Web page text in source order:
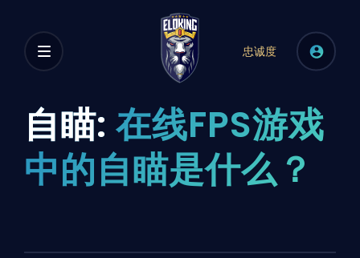
忠诚度
自瞄: 在线FPS游戏
中的自瞄是什么？